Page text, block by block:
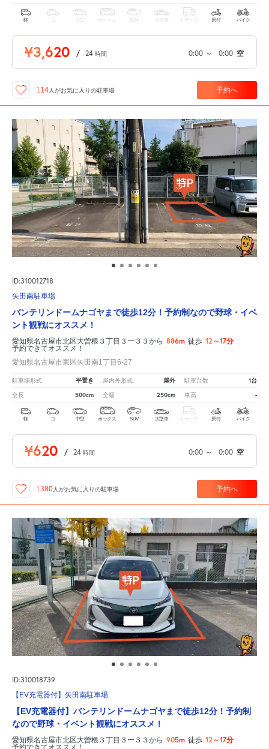
軽 中型 ボックス SUV 大型車 トラック 原付 バイク
¥3,620 / 24 時間 0:00 ～ 0:00 空
114人がお気に入りの駐車場 予約へ
ID:310012718
矢田南駐車場
バンテリンドームナゴヤまで徒歩12分！予約制なので野球・イベ
ント観戦にオススメ！
愛知県名古屋市北区大曽根３丁目３ー３３から 886m 徒歩 12～17分
予約できてオススメ！
愛知県名古屋市東区矢田南1丁目6-27
駐車場形式 平置き 屋内外形式 屋外 駐車台数 1台
全長 500cm 全幅 250cm 車高 -
軽 コ 中型 ボックス SUV 大型車 トラック 原付 バイク
¥620 / 24 時間 0:00 ～ 0:00 空
1380人がお気に入りの駐車場 予約へ
ID:310018739
【EV充電器付】矢田南駐車場
【EV充電器付】バンテリンドームナゴヤまで徒歩12分！予約制
なので野球・イベント観戦にオススメ！
愛知県名古屋市北区大曽根３丁目３ー３３から 905m 徒歩 12～17分
予約できてオススメ！